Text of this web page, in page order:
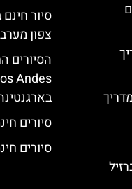
צפון
סיורים
סיורים